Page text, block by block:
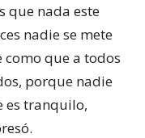
que nada este
nadie se mete
como que a todos
porque nadie
es tranquilo,